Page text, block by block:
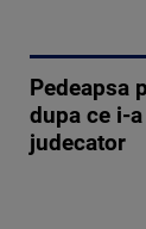
Pedeapsa
dupa ce i-
judecator